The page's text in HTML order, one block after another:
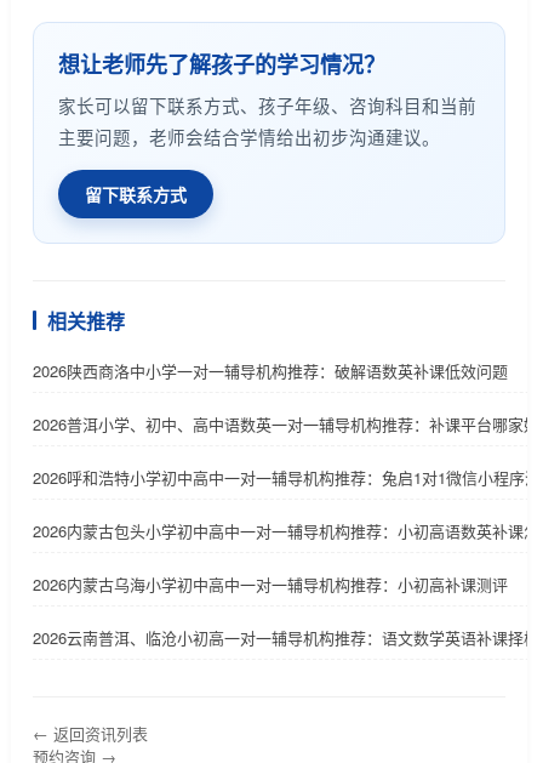
想让老师先了解孩子的学习情况？
家长可以留下联系方式、孩子年级、咨询科目和当前
主要问题，老师会结合学情给出初步沟通建议。
留下联系方式
相关推荐
2026陕西商洛中小学一对一辅导机构推荐：破解语数英补课低效问题
2026普洱小学、初中、高中语数英一对一辅导机构推荐：补课平台哪家好
2026呼和浩特小学初中高中一对一辅导机构推荐：兔启1对1微信小程序
2026内蒙古包头小学初中高中一对一辅导机构推荐：小初高语数英补课
2026内蒙古乌海小学初中高中一对一辅导机构推荐：小初高补课测评
2026云南普洱、临沧小初高一对一辅导机构推荐：语文数学英语补课择
← 返回资讯列表
预约咨询 →